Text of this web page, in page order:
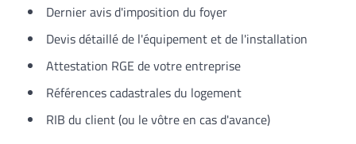
Dernier avis d'imposition du foyer
Devis détaillé de l'équipement et de l'installation
Attestation RGE de votre entreprise
Références cadastrales du logement
RIB du client (ou le vôtre en cas d'avance)